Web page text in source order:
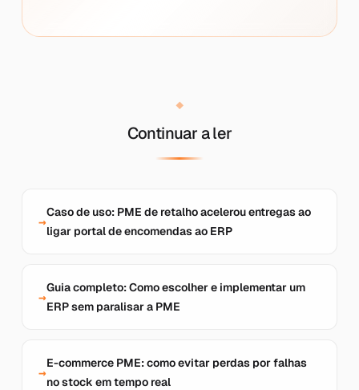
Continuar a ler
Caso de uso: PME de retalho acelerou entregas ao
ligar portal de encomendas ao ERP
Guia completo: Como escolher e implementar um
ERP sem paralisar a PME
E-commerce PME: como evitar perdas por falhas
no stock em tempo real